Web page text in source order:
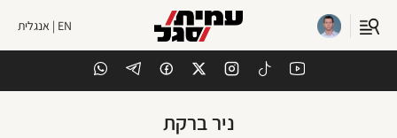
EN | אנגלית
ניר ברקת